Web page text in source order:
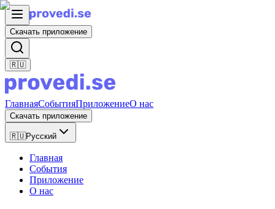
Скачать приложение
🇷🇺
ГлавнаяСобытияПриложениеО нас
Скачать приложение
🇷🇺Русский
Главная
События
Приложение
О нас